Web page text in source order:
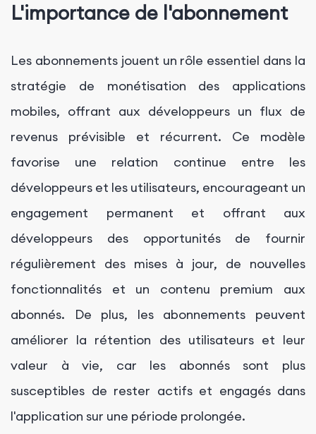
L'importance de l'abonnement
Les abonnements jouent un rôle essentiel dans la
stratégie de monétisation des applications
mobiles, offrant aux développeurs un flux de
revenus prévisible et récurrent. Ce modèle
favorise une relation continue entre les
développeurs et les utilisateurs, encourageant un
engagement permanent et offrant aux
développeurs des opportunités de fournir
régulièrement des mises à jour, de nouvelles
fonctionnalités et un contenu premium aux
abonnés. De plus, les abonnements peuvent
améliorer la rétention des utilisateurs et leur
valeur à vie, car les abonnés sont plus
susceptibles de rester actifs et engagés dans
l'application sur une période prolongée.